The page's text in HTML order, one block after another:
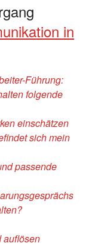
in
Führung:
folgende
einschätzen
sich mein
passende
auflösen